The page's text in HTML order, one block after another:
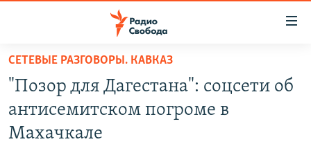
упрощенного
доступа
основному
ПРОГРАММЫ
ПОДКАСТЫ
АВТОРСКИЕ ПРОЕКТЫ
СЕТЕВЫЕ РАЗГОВОРЫ. КАВКАЗ
"Позор для Дагестана": соцсети об
антисемитском погроме в
Махачкале